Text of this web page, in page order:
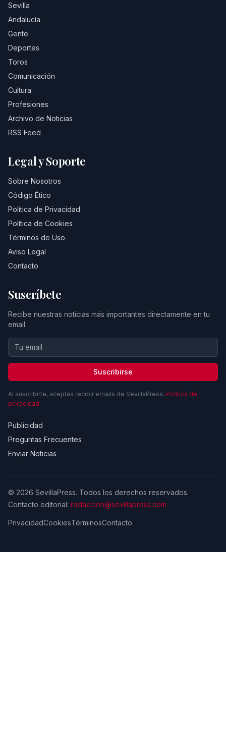
Sevilla
Andalucía
Gente
Deportes
Toros
Comunicación
Cultura
Profesiones
Archivo de Noticias
RSS Feed
Legal y Soporte
Sobre Nosotros
Código Ético
Política de Privacidad
Política de Cookies
Términos de Uso
Aviso Legal
Contacto
Suscríbete
Recibe nuestras noticias más importantes directamente en tu
email.
Suscribirse
Al suscribirte, aceptas recibir emails de SevillaPress. Política de
privacidad
Publicidad
Preguntas Frecuentes
Enviar Noticias
© 2026 SevillaPress. Todos los derechos reservados.
Contacto editorial: redaccion@sevillapress.com
PrivacidadCookiesTérminosContacto